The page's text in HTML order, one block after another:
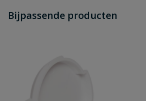
dit product?
Schrijf zelf een beoordeling
Uw waardering:
Bijpassende producten